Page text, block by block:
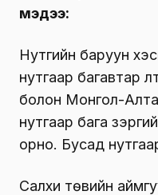
мэдээ:
Нутгийн баруун
нутгаар багавтар
болон Монгол-
нутгаар бага
орно. Бусад
Салхи төвийн